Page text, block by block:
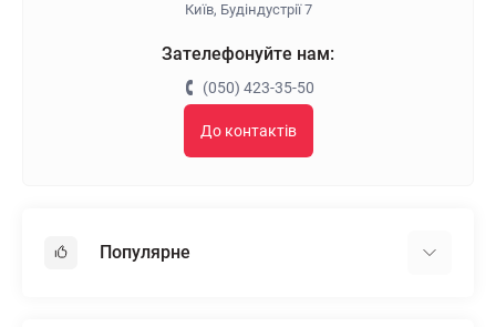
Київ, Будіндустрії 7
Зателефонуйте нам:
(050) 423-35-50
До контактів
Популярне